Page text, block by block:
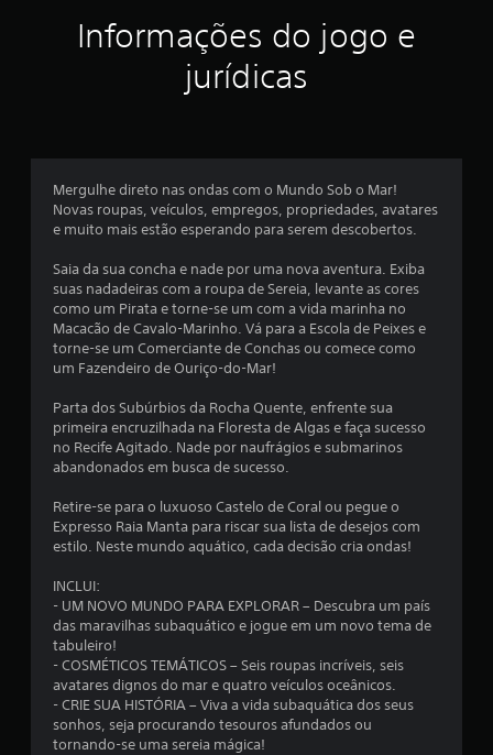
e
s
e
m
u
m
t
l
e
1
8
Informações do jogo e
jurídicas
Mergulhe direto nas ondas com o Mundo Sob o Mar!
Novas roupas, veículos, empregos, propriedades, avatares
e muito mais estão esperando para serem descobertos.
Saia da sua concha e nade por uma nova aventura. Exiba
suas nadadeiras com a roupa de Sereia, levante as cores
como um Pirata e torne-se um com a vida marinha no
Macacão de Cavalo-Marinho. Vá para a Escola de Peixes e
torne-se um Comerciante de Conchas ou comece como
um Fazendeiro de Ouriço-do-Mar!
Parta dos Subúrbios da Rocha Quente, enfrente sua
primeira encruzilhada na Floresta de Algas e faça sucesso
no Recife Agitado. Nade por naufrágios e submarinos
abandonados em busca de sucesso.
Retire-se para o luxuoso Castelo de Coral ou pegue o
Expresso Raia Manta para riscar sua lista de desejos com
estilo. Neste mundo aquático, cada decisão cria ondas!
INCLUI:
- UM NOVO MUNDO PARA EXPLORAR – Descubra um país
das maravilhas subaquático e jogue em um novo tema de
tabuleiro!
- COSMÉTICOS TEMÁTICOS – Seis roupas incríveis, seis
avatares dignos do mar e quatro veículos oceânicos.
- CRIE SUA HISTÓRIA – Viva a vida subaquática dos seus
sonhos, seja procurando tesouros afundados ou
tornando-se uma sereia mágica!